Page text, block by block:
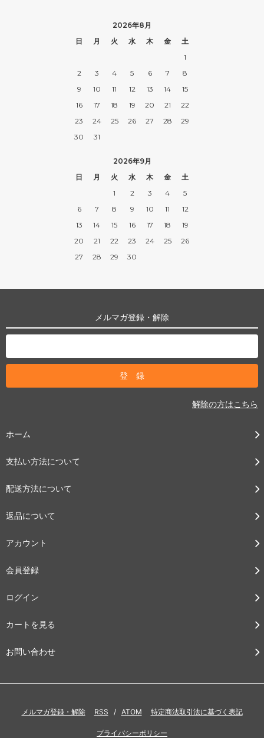
2026年8月
日
月 火 水 木 金
土
1
2
3 4 5 6 7
8
9
10 11 12 13 14
15
16
17 18 19 20 21
22
23
24 25 26 27 28
29
30
31
2026年9月
日
月 火 水 木 金
土
1
2 3 4
5
6
7 8 9 10 11
12
13
14 15 16 17 18
19
20
21 22 23 24 25
26
27
28 29 30
メルマガ登録・解除
解除の方はこちら
ホーム
支払い方法について
配送方法について
返品について
アカウント
会員登録
ログイン
カートを見る
お問い合わせ
メルマガ登録・解除 RSS / ATOM 特定商法取引法に基づく表記
プライバシーポリシー